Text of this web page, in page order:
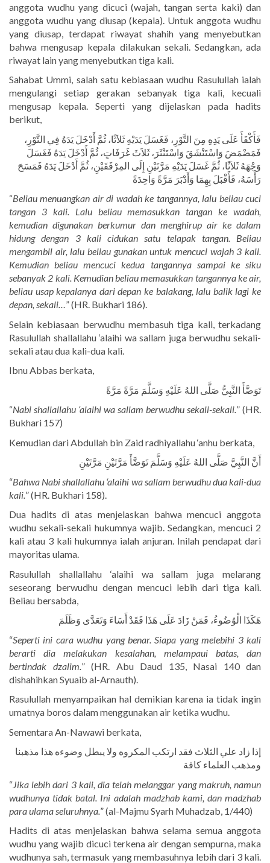
anggota wudhu yang dicuci (wajah, tangan serta kaki) dan
anggota wudhu yang diusap (kepala). Untuk anggota wudhu
yang diusap, terdapat riwayat shahih yang menyebutkan
bahwa mengusap kepala dilakukan sekali. Sedangkan, ada
riwayat lain yang menyebutkan tiga kali.
Sahabat Ummi, salah satu kebiasaan wudhu Rasulullah ialah
mengulangi setiap gerakan sebanyak tiga kali, kecuali
mengusap kepala. Seperti yang dijelaskan pada hadits
berikut,
فَأَكْفَأَ عَلَى يَدِهِ مِنَ التَّوْرِ، فَغَسَلَ يَدَيْهِ ثَلاَثًا، ثُمَّ أَدْخَلَ يَدَهُ فِي التَّوْرِ،
فَمَضْمَضَ وَاسْتَنْشَقَ وَاسْتَنْثَرَ، ثَلاَثَ غَرَفَاتٍ، ثُمَّ أَدْخَلَ يَدَهُ فَغَسَلَ
وَجْهَهُ ثَلاَثًا، ثُمَّ غَسَلَ يَدَيْهِ مَرَّتَيْنِ إِلَى المِرْفَقَيْنِ، ثُمَّ أَدْخَلَ يَدَهُ فَمَسَحَ
رَأْسَهُ، فَأَقْبَلَ بِهِمَا وَأَدْبَرَ مَرَّةً وَاحِدَةً
“Beliau menuangkan air di wadah ke tangannya, lalu beliau cuci
tangan 3 kali. Lalu beliau memasukkan tangan ke wadah,
kemudian digunakan berkumur dan menghirup air ke dalam
hidung dengan 3 kali cidukan satu telapak tangan. Beliau
mengambil air, lalu beliau gunakan untuk mencuci wajah 3 kali.
Kemudian beliau mencuci kedua tangannya sampai ke siku
sebanyak 2 kali. Kemudian beliau memasukkan tangannya ke air,
beliau usap kepalanya dari depan ke balakang, lalu balik lagi ke
depan, sekali…” (HR. Bukhari 186).
Selain kebiasaan berwudhu membasuh tiga kali, terkadang
Rasulullah shallallahu ‘alaihi wa sallam juga berwudhu sekali-
sekali atau dua kali-dua kali.
Ibnu Abbas berkata,
تَوَضَّأَ النَّبِيُّ صَلَّى اللهُ عَلَيْهِ وَسَلَّمَ مَرَّةً مَرَّةً
“Nabi shallallahu ‘alaihi wa sallam berwudhu sekali-sekali.” (HR.
Bukhari 157)
Kemudian dari Abdullah bin Zaid radhiyallahu ‘anhu berkata,
أَنَّ النَّبِيَّ صَلَّى اللهُ عَلَيْهِ وَسَلَّمَ تَوَضَّأَ مَرَّتَيْنِ مَرَّتَيْنِ
“Bahwa Nabi shallallahu ‘alaihi wa sallam berwudhu dua kali-dua
kali. ” (HR. Bukhari 158).
Dua hadits di atas menjelaskan bahwa mencuci anggota
wudhu sekali-sekali hukumnya wajib. Sedangkan, mencuci 2
kali atau 3 kali hukumnya ialah anjuran. Inilah pendapat dari
mayoritas ulama.
Rasulullah shallallahu ‘alaihi wa sallam juga melarang
seseorang berwudhu dengan mencuci lebih dari tiga kali.
Beliau bersabda,
هَكَذَا الْوُضُوءُ، فَمَنْ زَادَ عَلَى هَذَا فَقَدْ أَسَاءَ وَتَعَدَّى وَظَلَمَ
“Seperti ini cara wudhu yang benar. Siapa yang melebihi 3 kali
berarti dia melakukan kesalahan, melampaui batas, dan
bertindak dzalim. ” (HR. Abu Daud 135, Nasai 140 dan
dishahihkan Syuaib al-Arnauth).
Rasulullah menyampaikan hal demikian karena ia tidak ingin
umatnya boros dalam menggunakan air ketika wudhu.
Sementara An-Nawawi berkata,
إذا زاد علي الثلاث فقد ارتكب المكروه ولا يبطل وضوءه هذا مذهبنا
ومذهب العلماء كافة
“Jika lebih dari 3 kali, dia telah melanggar yang makruh, namun
wudhunya tidak batal. Ini adalah madzhab kami, dan madzhab
para ulama seluruhnya. ” (al-Majmu Syarh Muhadzab, 1/440)
Hadits di atas menjelaskan bahwa selama semua anggota
wudhu yang wajib dicuci terkena air dengan sempurna, maka
wudhunya sah, termasuk yang membasuhnya lebih dari 3 kali.